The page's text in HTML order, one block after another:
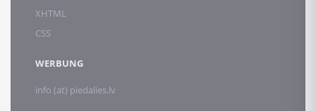
XHTML
CSS
WERBUNG
info (at) piedalies.lv